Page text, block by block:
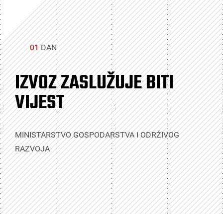
01DAN
IZVOZ ZASLUŽUJE BITI
VIJEST
MINISTARSTVO GOSPODARSTVA I ODRŽIVOG
RAZVOJA